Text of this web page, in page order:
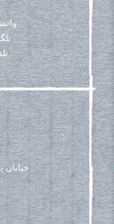
واتس اپ:
تلگرام:
تلفن:
خیابان